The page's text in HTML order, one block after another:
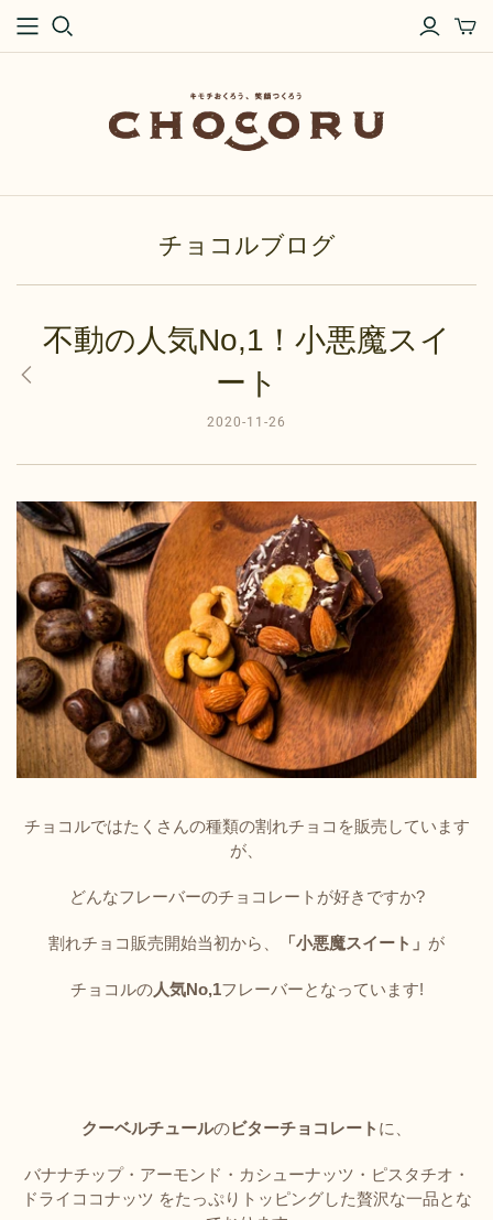
チョコルブログ
不動の人気No,1！小悪魔スイ
ート
2020-11-26
チョコルではたくさんの種類の割れチョコを販売しています
が、
どんなフレーバーのチョコレートが好きですか?
割れチョコ販売開始当初から、 「小悪魔スイート」 が
チョコルの人気No,1フレーバーとなっています!
クーベルチュールのビターチョコレート に、
バナナチップ・アーモンド・カシューナッツ・ピスタチオ・
ドライココナッツ をたっぷりトッピングした贅沢な一品とな